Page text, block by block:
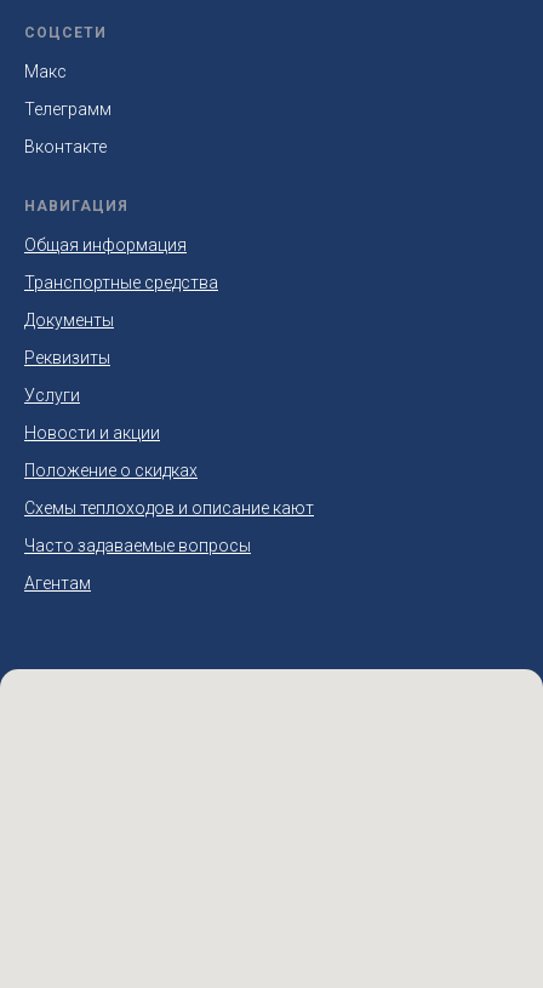
СОЦСЕТИ
Макс
Телеграмм
Вконтакте
НАВИГАЦИЯ
Общая информация
Транспортные средства
Документы
Реквизиты
Услуги
Новости и акции
Положение о скидках
Схемы теплоходов и описание кают
Часто задаваемые вопросы
Агентам